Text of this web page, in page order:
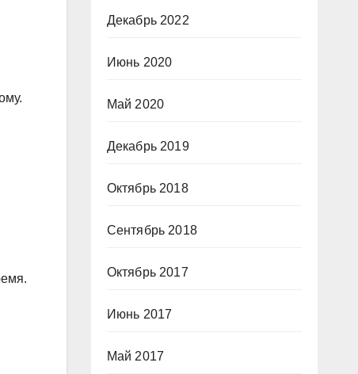
Декабрь 2022
Июнь 2020
Май 2020
Декабрь 2019
Октябрь 2018
Сентябрь 2018
Октябрь 2017
Июнь 2017
Май 2017